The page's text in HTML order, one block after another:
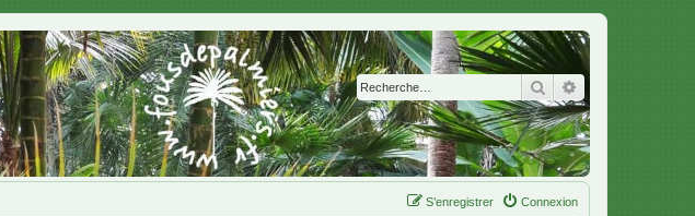
Rechercher
Connexion
S’enregistrer